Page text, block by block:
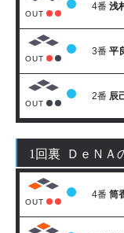
OUT
4番 浅
OUT
3番 平
OUT
2番 辰
1回裏 ＤｅＮＡ
OUT
4番 筒